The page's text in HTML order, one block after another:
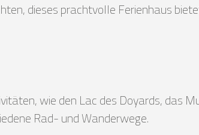
dieses prachtvolle Ferienhaus
wie den Lac des Doyards, das
Rad- und Wanderwege.